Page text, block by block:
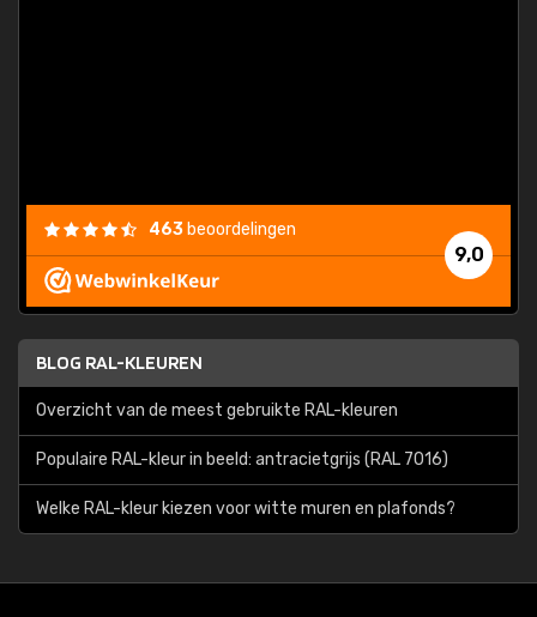
9,0
463 beoordelingen
BLOG RAL-KLEUREN
Overzicht van de meest gebruikte RAL-kleuren
Populaire RAL-kleur in beeld: antracietgrijs (RAL 7016)
Welke RAL-kleur kiezen voor witte muren en plafonds?